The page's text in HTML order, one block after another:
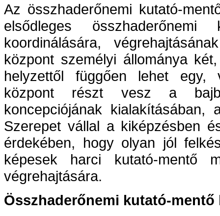
Az összhaderőnemi kutató-
elsődleges összhaderőnemi
koordinálására,
központ személyi állománya
helyzettől függően lehet egy,
központ részt vesz a
koncepciójának
Szerepet vállal a kiképzésben
érdekében, hogy olyan jól
képesek harci kutató-mentő
végrehajtására.
Összhaderőnemi kutató-